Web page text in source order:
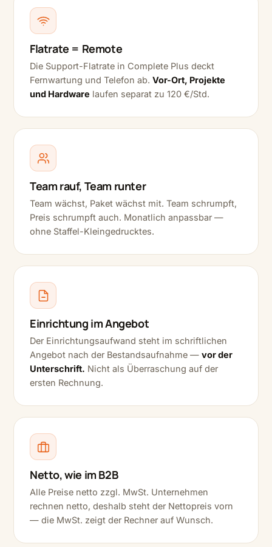
Flatrate = Remote
Die Support-Flatrate in Complete Plus deckt
Fernwartung und Telefon ab. Vor-Ort, Projekte
und Hardware laufen separat zu 120 €/Std.
Team rauf, Team runter
Team wächst, Paket wächst mit. Team schrumpft,
Preis schrumpft auch. Monatlich anpassbar —
ohne Staffel-Kleingedrucktes.
Einrichtung im Angebot
Der Einrichtungsaufwand steht im schriftlichen
Angebot nach der Bestandsaufnahme — vor der
Unterschrift. Nicht als Überraschung auf der
ersten Rechnung.
Netto, wie im B2B
Alle Preise netto zzgl. MwSt. Unternehmen
rechnen netto, deshalb steht der Nettopreis vorn
— die MwSt. zeigt der Rechner auf Wunsch.